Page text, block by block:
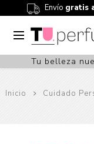
Envío gratis
Tu belleza
Inicio Cuidado